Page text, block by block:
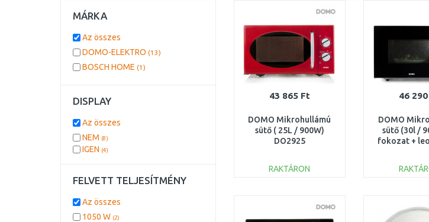
43 865 Ft
DOMO Mikrohullámú
sütő ( 25L / 900W)
DO2925
RAKTÁRON
Összehasonlítás
46
DOMO
sütő (30l /
fokozat +
MÁRKA
Az összes
DOMO-ELEKTRO (13)
BOSCH HOME (1)
DISPLAY
Az összes
NEM (8)
IGEN (4)
FELVETT TELJESÍTMÉNY
Az összes
1050 W (2)